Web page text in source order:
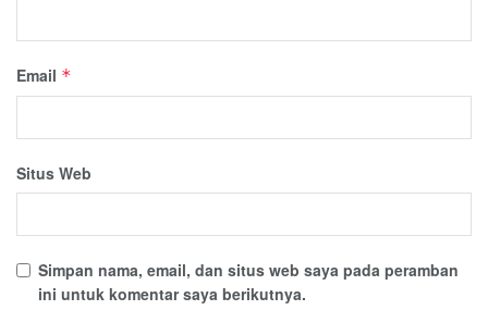
Email *
Situs Web
Simpan nama, email, dan situs web saya pada peramban
ini untuk komentar saya berikutnya.